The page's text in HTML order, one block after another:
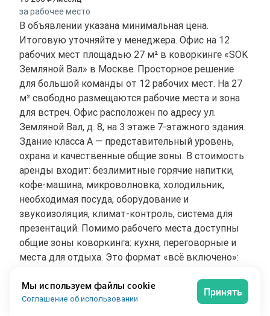
за рабочее место
В объявлении указана минимальная цена.
Итоговую уточняйте у менеджера. Офис на 12
рабочих мест площадью 27 м² в коворкинге «SOK
Земляной Вал» в Москве. Просторное решение
для большой команды от 12 рабочих мест. На 27
м² свободно размещаются рабочие места и зона
для встреч. Офис расположен по адресу ул.
Земляной Вал, д. 8, на 3 этаже 7-этажного здания.
Здание класса A — представительный уровень,
охрана и качественные общие зоны. В стоимость
аренды входит: безлимитные горячие напитки,
кофе-машина, микроволновка, холодильник,
необходимая посуда, оборудование и
звукоизоляция, климат-контроль, система для
презентаций. Помимо рабочего места доступны
общие зоны коворкинга: кухня, переговорные и
места для отдыха. Это формат «всё включено»:
обустройство и закупку мебели. Коммунальные
услуги, скоростной интернет и уборку не нужно
Мы используем файлы cookie
Соглашение об использовании
Принять